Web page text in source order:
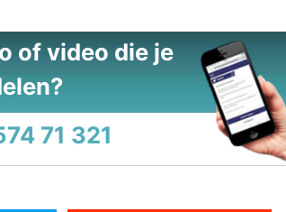
of video die je
71 321